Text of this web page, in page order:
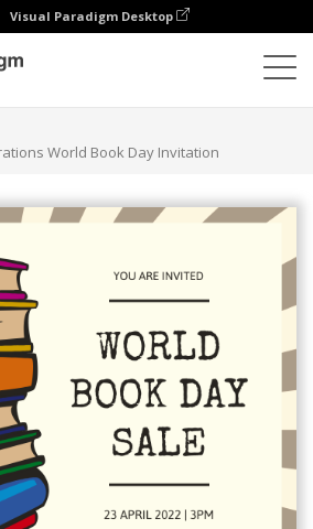
Visual Paradigm Desktop
World Book Day Invitation